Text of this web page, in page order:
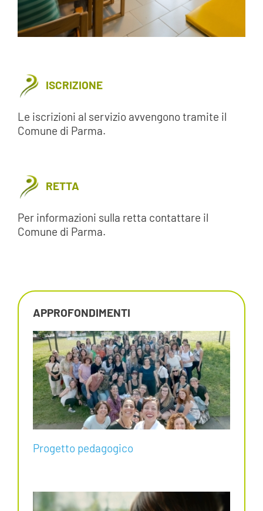
ISCRIZIONE
Le iscrizioni al servizio avvengono tramite il
Comune di Parma.
RETTA
Per informazioni sulla retta contattare il
Comune di Parma.
APPROFONDIMENTI
Progetto pedagogico